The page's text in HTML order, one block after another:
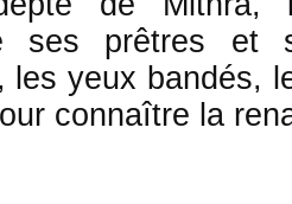
ses prêtres et
les yeux bandés,
connaître la